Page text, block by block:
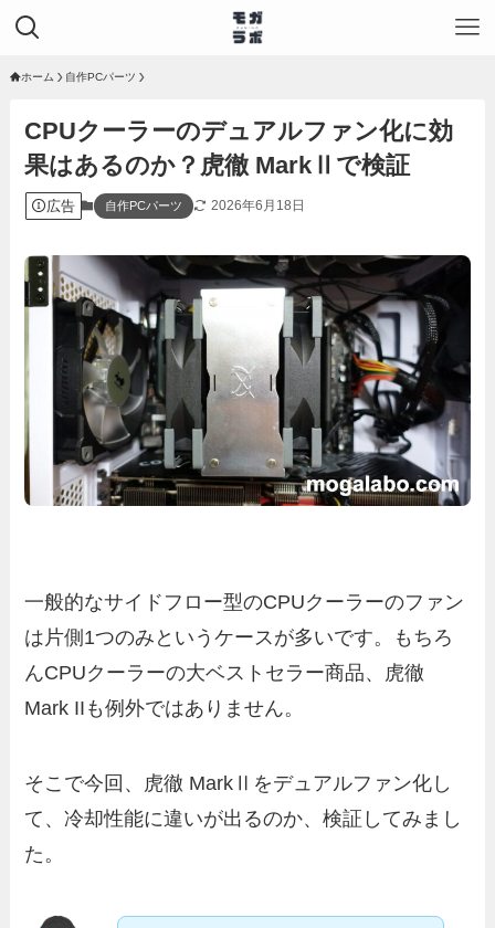
ホーム 自作PCパーツ
CPUクーラーのデュアルファン化に効
果はあるのか？虎徹 MarkⅡで検証
広告 自作PCパーツ 2026年6月18日
一般的なサイドフロー型のCPUクーラーのファン
は片側1つのみというケースが多いです。もちろ
んCPUクーラーの大ベストセラー商品、虎徹
Mark IIも例外ではありません。
そこで今回、虎徹 MarkⅡをデュアルファン化し
て、冷却性能に違いが出るのか、検証してみまし
た。